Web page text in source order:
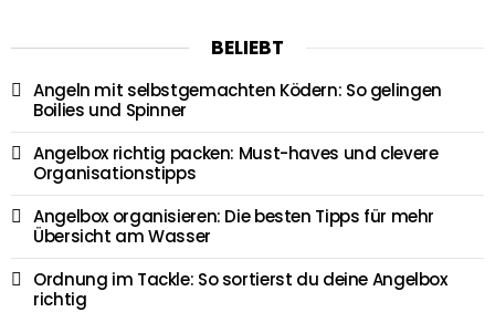
BELIEBT
Angeln mit selbstgemachten Ködern: So gelingen
Boilies und Spinner
Angelbox richtig packen: Must-haves und clevere
Organisationstipps
Angelbox organisieren: Die besten Tipps für mehr
Übersicht am Wasser
Ordnung im Tackle: So sortierst du deine Angelbox
richtig